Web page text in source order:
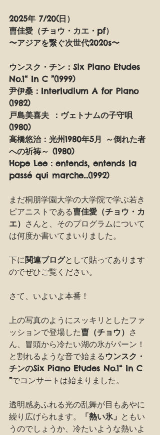
2025年 7/20(日）
曺佳愛（チョウ・カエ・pf）
〜アジアを繋ぐ次世代2020s〜
ウンスク・チン：Six Piano Etudes
No.1“ In C ”(1999)
尹伊桑：Interludium A for Piano
(1982)
戸島美喜夫 ：ヴェトナムの子守唄
(1980)
高橋悠治：光州1980年5月 ～倒れた者
への祈祷～ (1980)
Hope Lee：entends, entends la
passé qui marche...(1992)
まだ桐朋学園大学の大学院で学ぶ若き
ピアニストである曺佳愛（チョウ・カ
エ） さんと、そのプログラムについて
は何度か書いてまいりました。
下に関連ブログとして貼ってあります
のでぜひご覧ください。
さて、いよいよ本番！
上の写真のようにスッキリとしたファ
ッションで登場した曺（チョウ） さ
ん、冒頭から冷たい湖の氷がパーン！
と割れるような音で始まる ウンスク・
チンのSix Piano Etudes No.1“ In C
”でコンサートは始まりました。
透明感あふれる光の乱舞が目もあやに
繰り広げられます。
「熱い氷」 ともい
うのでしょうか、冷たいような熱いよ